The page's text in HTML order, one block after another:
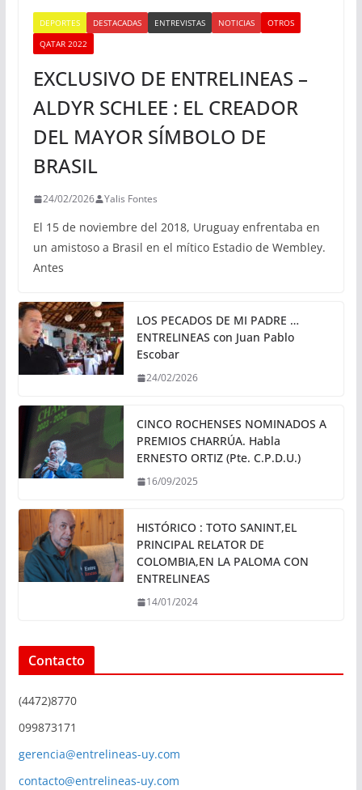
DEPORTES DESTACADAS ENTREVISTAS NOTICIAS
OTROS
QATAR 2022
EXCLUSIVO DE ENTRELINEAS –
ALDYR SCHLEE : EL CREADOR
DEL MAYOR SÍMBOLO DE
BRASIL
24/02/2026 Yalis Fontes
El 15 de noviembre del 2018, Uruguay enfrentaba en
un amistoso a Brasil en el mítico Estadio de Wembley.
Antes
LOS PECADOS DE MI PADRE …
ENTRELINEAS con Juan Pablo
Escobar
24/02/2026
CINCO ROCHENSES NOMINADOS A
PREMIOS CHARRÚA. Habla
ERNESTO ORTIZ (Pte. C.P.D.U.)
16/09/2025
HISTÓRICO : TOTO SANINT,EL
PRINCIPAL RELATOR DE
COLOMBIA,EN LA PALOMA CON
ENTRELINEAS
14/01/2024
Contacto
(4472)8770
099873171
gerencia@entrelineas-uy.com
contacto@entrelineas-uy.com